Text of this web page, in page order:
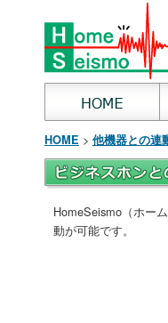
HOME > 他機器との連
HomeSeismo（ホー
動が可能です。